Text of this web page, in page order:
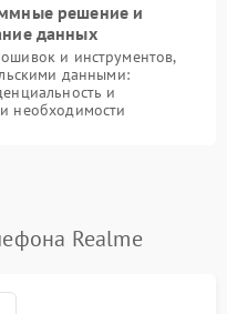
решение и
данных
и инструментов,
данными:
и
необходимости
Realme